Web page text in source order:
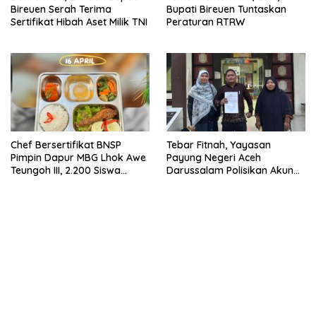
Bireuen Serah Terima
Sertifikat Hibah Aset Milik TNI
Bupati Bireuen Tuntaskan
Peraturan RTRW
Chef Bersertifikat BNSP
Pimpin Dapur MBG Lhok Awe
Teungoh III, 2.200 Siswa
Tebar Fitnah, Yayasan
Payung Negeri Aceh
Darussalam Polisikan Akun